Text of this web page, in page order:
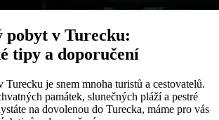
pobyt v Turecku:
tipy a doporučení
Turecku je snem mnoha turistů a cestovatelů.
památek, slunečných pláží a pestré
na dovolenou do Turecka, máme pro vás